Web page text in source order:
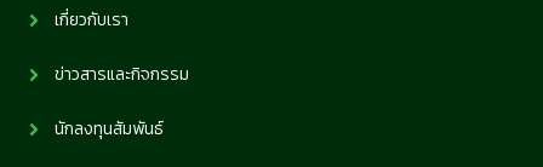
เกี่ยวกับเรา
ข่าวสารและกิจกรรม
นักลงทุนสัมพันธ์